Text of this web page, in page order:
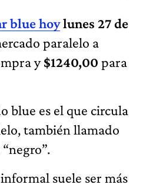
blue hoylunes 27 de
paralelo a
y$1240,00 para
blue es el que circula
también llamado
suele ser más